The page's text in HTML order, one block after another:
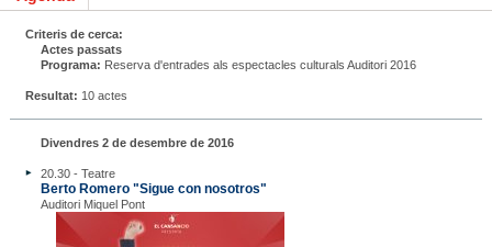
Criteris de cerca:
Actes passats
Programa: Reserva d'entrades als espectacles culturals Auditori 2016
Resultat: 10 actes
Divendres 2 de desembre de 2016
20.30 - Teatre
Berto Romero "Sigue con nosotros"
Auditori Miquel Pont